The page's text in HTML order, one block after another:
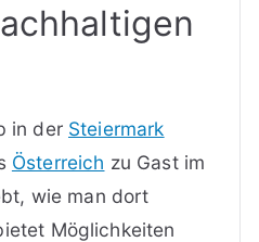
in der Steiermark
Österreich zu Gast im
wie man dort
Möglichkeiten